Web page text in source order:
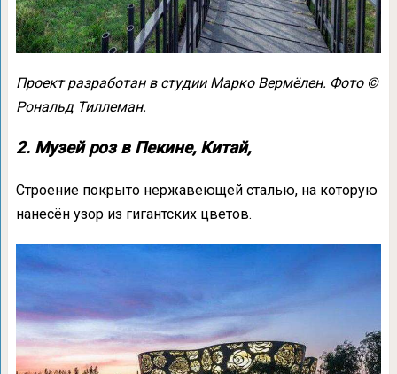
Проект разработан в студии Марко Вермёлен. Фото ©
Рональд Тиллеман.
2. Музей роз в Пекине, Китай,
Строение покрыто нержавеющей сталью, на которую
нанесён узор из гигантских цветов.